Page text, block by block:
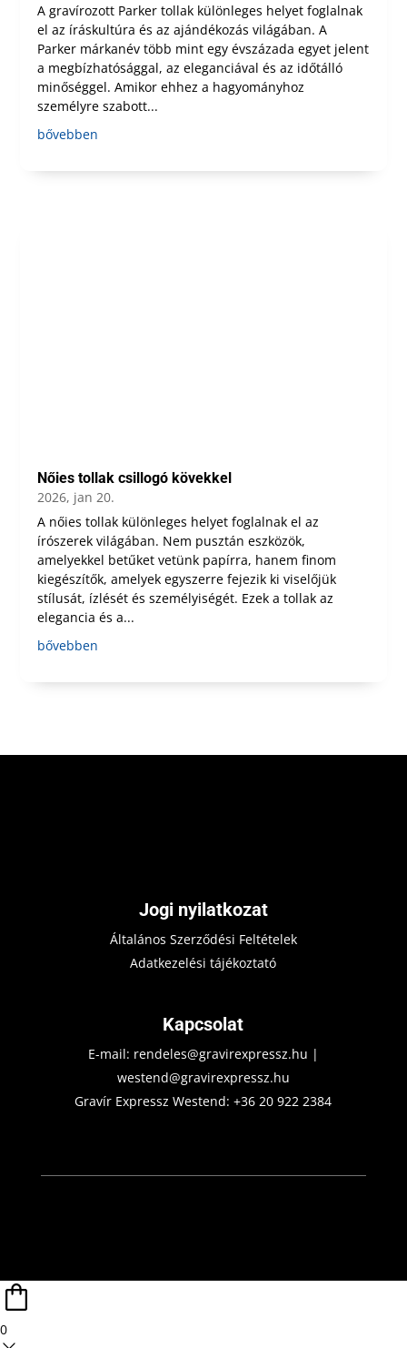
A gravírozott Parker tollak különleges helyet foglalnak
el az íráskultúra és az ajándékozás világában. A
Parker márkanév több mint egy évszázada egyet jelent
a megbízhatósággal, az eleganciával és az időtálló
minőséggel. Amikor ehhez a hagyományhoz
személyre szabott...
bővebben
Nőies tollak csillogó kövekkel
2026, jan 20.
A nőies tollak különleges helyet foglalnak el az
írószerek világában. Nem pusztán eszközök,
amelyekkel betűket vetünk papírra, hanem finom
kiegészítők, amelyek egyszerre fejezik ki viselőjük
stílusát, ízlését és személyiségét. Ezek a tollak az
elegancia és a...
bővebben
Jogi nyilatkozat
Általános Szerződési Feltételek
Adatkezelési tájékoztató
Kapcsolat
E-mail: rendeles@gravirexpressz.hu |
westend@gravirexpressz.hu
Gravír Expressz Westend:+36 20 922 2384
0